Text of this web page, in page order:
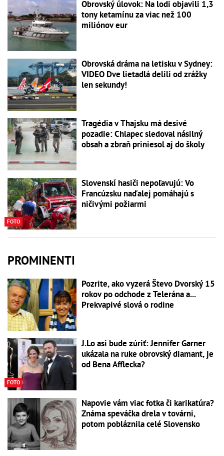
Obrovský úlovok: Na lodi objavili 1,3
tony ketamínu za viac než 100
miliónov eur
Obrovská dráma na letisku v Sydney:
VIDEO Dve lietadlá delili od zrážky
len sekundy!
Tragédia v Thajsku má desivé
pozadie: Chlapec sledoval násilný
obsah a zbraň priniesol aj do školy
FOTO
Slovenskí hasiči nepoľavujú: Vo
Francúzsku naďalej pomáhajú s
ničivými požiarmi
PROMINENTI
Pozrite, ako vyzerá Števo Dvorský 15
rokov po odchode z Telerána a...
Prekvapivé slová o rodine
FOTO
J.Lo asi bude zúriť: Jennifer Garner
ukázala na ruke obrovský diamant, je
od Bena Afflecka?
Napovie vám viac fotka či karikatúra?
Známa speváčka drela v továrni,
potom pobláznila celé Slovensko